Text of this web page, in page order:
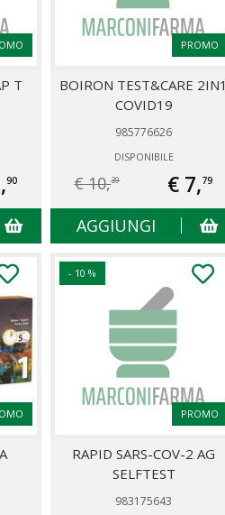
T
90
PROMO
BOIRON TEST&CARE 2IN1
COVID19
985776626
DISPONIBILE
€ 10,39 € 7,79
AGGIUNGI
- 10 %
PROMO
RAPID SARS-COV-2 AG
SELFTEST
983175643